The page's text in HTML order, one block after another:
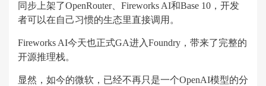
同步上架了OpenRouter、Fireworks AI和Base 10，开发
者可以在自己习惯的生态里直接调用。
Fireworks AI今天也正式GA进入Foundry，带来了完整的
开源推理栈。
显然，如今的微软，已经不再只是一个OpenAI模型的分